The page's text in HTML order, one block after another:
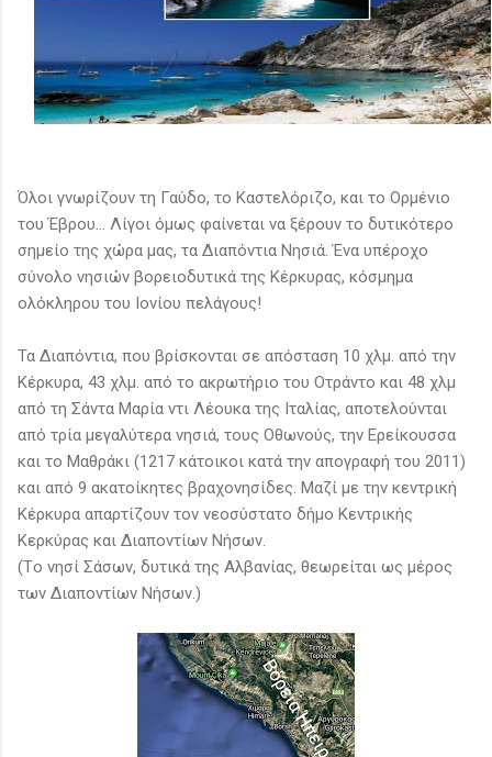
Όλοι γνωρίζουν τη Γαύδο, το Καστελόριζο, και το Ορμένιο
του Έβρου... Λίγοι όμως φαίνεται να ξέρουν το δυτικότερο
σημείο της χώρα μας, τα Διαπόντια Νησιά. Ένα υπέροχο
σύνολο νησιών βορειοδυτικά της Κέρκυρας, κόσμημα
ολόκληρου του Ιονίου πελάγους!
Τα Διαπόντια, που βρίσκονται σε απόσταση 10 χλμ. από την
Κέρκυρα, 43 χλμ. από το ακρωτήριο του Οτράντο και 48 χλμ
από τη Σάντα Μαρία ντι Λέουκα της Ιταλίας, αποτελούνται
από τρία μεγαλύτερα νησιά, τους Οθωνούς, την Ερείκουσσα
και το Μαθράκι (1217 κάτοικοι κατά την απογραφή του 2011)
και από 9 ακατοίκητες βραχονησίδες. Μαζί με την κεντρική
Κέρκυρα απαρτίζουν τον νεοσύστατο δήμο Κεντρικής
Κερκύρας και Διαποντίων Νήσων.
(Tο νησί Σάσων, δυτικά της Αλβανίας, θεωρείται ως μέρος
των Διαποντίων Νήσων.)